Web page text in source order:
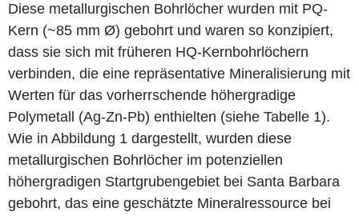
Diese metallurgischen Bohrlöcher wurden mit PQ-
Kern (~85 mm Ø) gebohrt und waren so konzipiert,
dass sie sich mit früheren HQ-Kernbohrlöchern
verbinden, die eine repräsentative Mineralisierung mit
Werten für das vorherrschende höhergradige
Polymetall (Ag-Zn-Pb) enthielten (siehe Tabelle 1).
Wie in Abbildung 1 dargestellt, wurden diese
metallurgischen Bohrlöcher im potenziellen
höhergradigen Startgrubengebiet bei Santa Barbara
gebohrt, das eine geschätzte Mineralressource bei